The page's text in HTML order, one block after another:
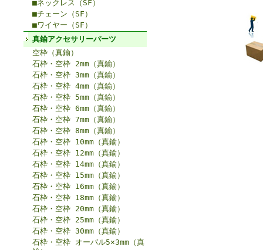
■ネックレス（SF）
■チェーン（SF）
■ワイヤー（SF）
真鍮アクセサリーパーツ
空枠（真鍮）
石枠・空枠 2mm（真鍮）
石枠・空枠 3mm（真鍮）
石枠・空枠 4mm（真鍮）
石枠・空枠 5mm（真鍮）
石枠・空枠 6mm（真鍮）
石枠・空枠 7mm（真鍮）
石枠・空枠 8mm（真鍮）
石枠・空枠 10mm（真鍮）
石枠・空枠 12mm（真鍮）
石枠・空枠 14mm（真鍮）
石枠・空枠 15mm（真鍮）
石枠・空枠 16mm（真鍮）
石枠・空枠 18mm（真鍮）
石枠・空枠 20mm（真鍮）
石枠・空枠 25mm（真鍮）
石枠・空枠 30mm（真鍮）
石枠・空枠 オーバル5×3mm（真